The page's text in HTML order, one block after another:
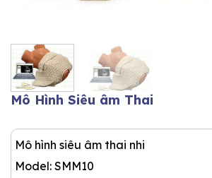
Mô Hình Siêu âm Thai
Mô hình siêu âm thai nhi
Model: SMM10